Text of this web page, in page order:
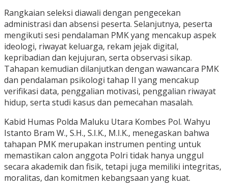
Rangkaian seleksi diawali dengan pengecekan
administrasi dan absensi peserta. Selanjutnya, peserta
mengikuti sesi pendalaman PMK yang mencakup aspek
ideologi, riwayat keluarga, rekam jejak digital,
kepribadian dan kejujuran, serta observasi sikap.
Tahapan kemudian dilanjutkan dengan wawancara PMK
dan pendalaman psikologi tahap II yang mencakup
verifikasi data, penggalian motivasi, penggalian riwayat
hidup, serta studi kasus dan pemecahan masalah.
Kabid Humas Polda Maluku Utara Kombes Pol. Wahyu
Istanto Bram W., S.H., S.I.K., M.I.K., menegaskan bahwa
tahapan PMK merupakan instrumen penting untuk
memastikan calon anggota Polri tidak hanya unggul
secara akademik dan fisik, tetapi juga memiliki integritas,
moralitas, dan komitmen kebangsaan yang kuat.